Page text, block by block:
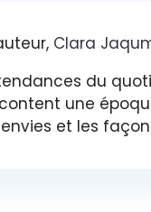
Clara
du
une
et les